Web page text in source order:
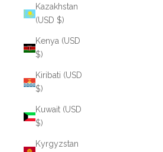
Kazakhstan
(USD $)
Kenya (USD
$)
Kiribati (USD
$)
Kuwait (USD
$)
Kyrgyzstan